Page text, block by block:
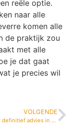
reële optie.
naar alle
komen alle
de praktijk zou
met alle
je dat gaat
je precies wil
VOLGENDE
Planning APV: definitief advies in zicht